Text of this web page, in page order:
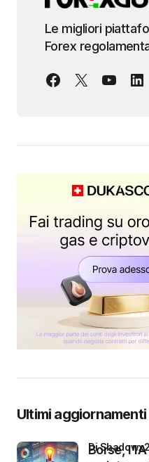
Le migliori
Forex
Ultimi aggiornamenti
Borse,
di